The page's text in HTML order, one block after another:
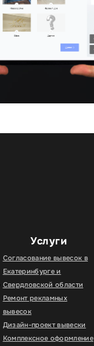
Услуги
Согласование вывесок в
Екатеринбурге и
Свердловской области
Ремонт рекламных
вывесок
Дизайн-проект вывески
Комплексное оформление